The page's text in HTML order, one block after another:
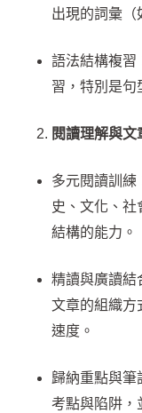
出現的詞彙（
語法結構複習
習，特別是句
閱讀理解與文
多元閱讀訓練
史、文化、
結構的能力。
精讀與廣讀結
文章的組織方
速度。
歸納重點與筆
考點與陷阱，